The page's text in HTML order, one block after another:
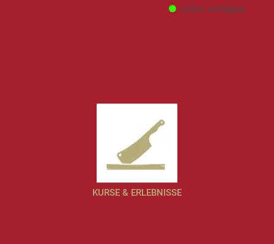
sofort verfügbar
KURSE & ERLEBNISSE